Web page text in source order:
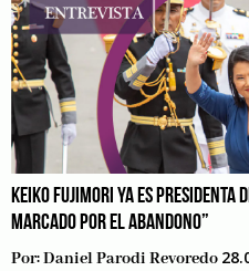
KEIKO FUJIMORI YA ES PRESIDENTA
MARCADO POR EL ABANDONO”
Por:Daniel Parodi Revoredo